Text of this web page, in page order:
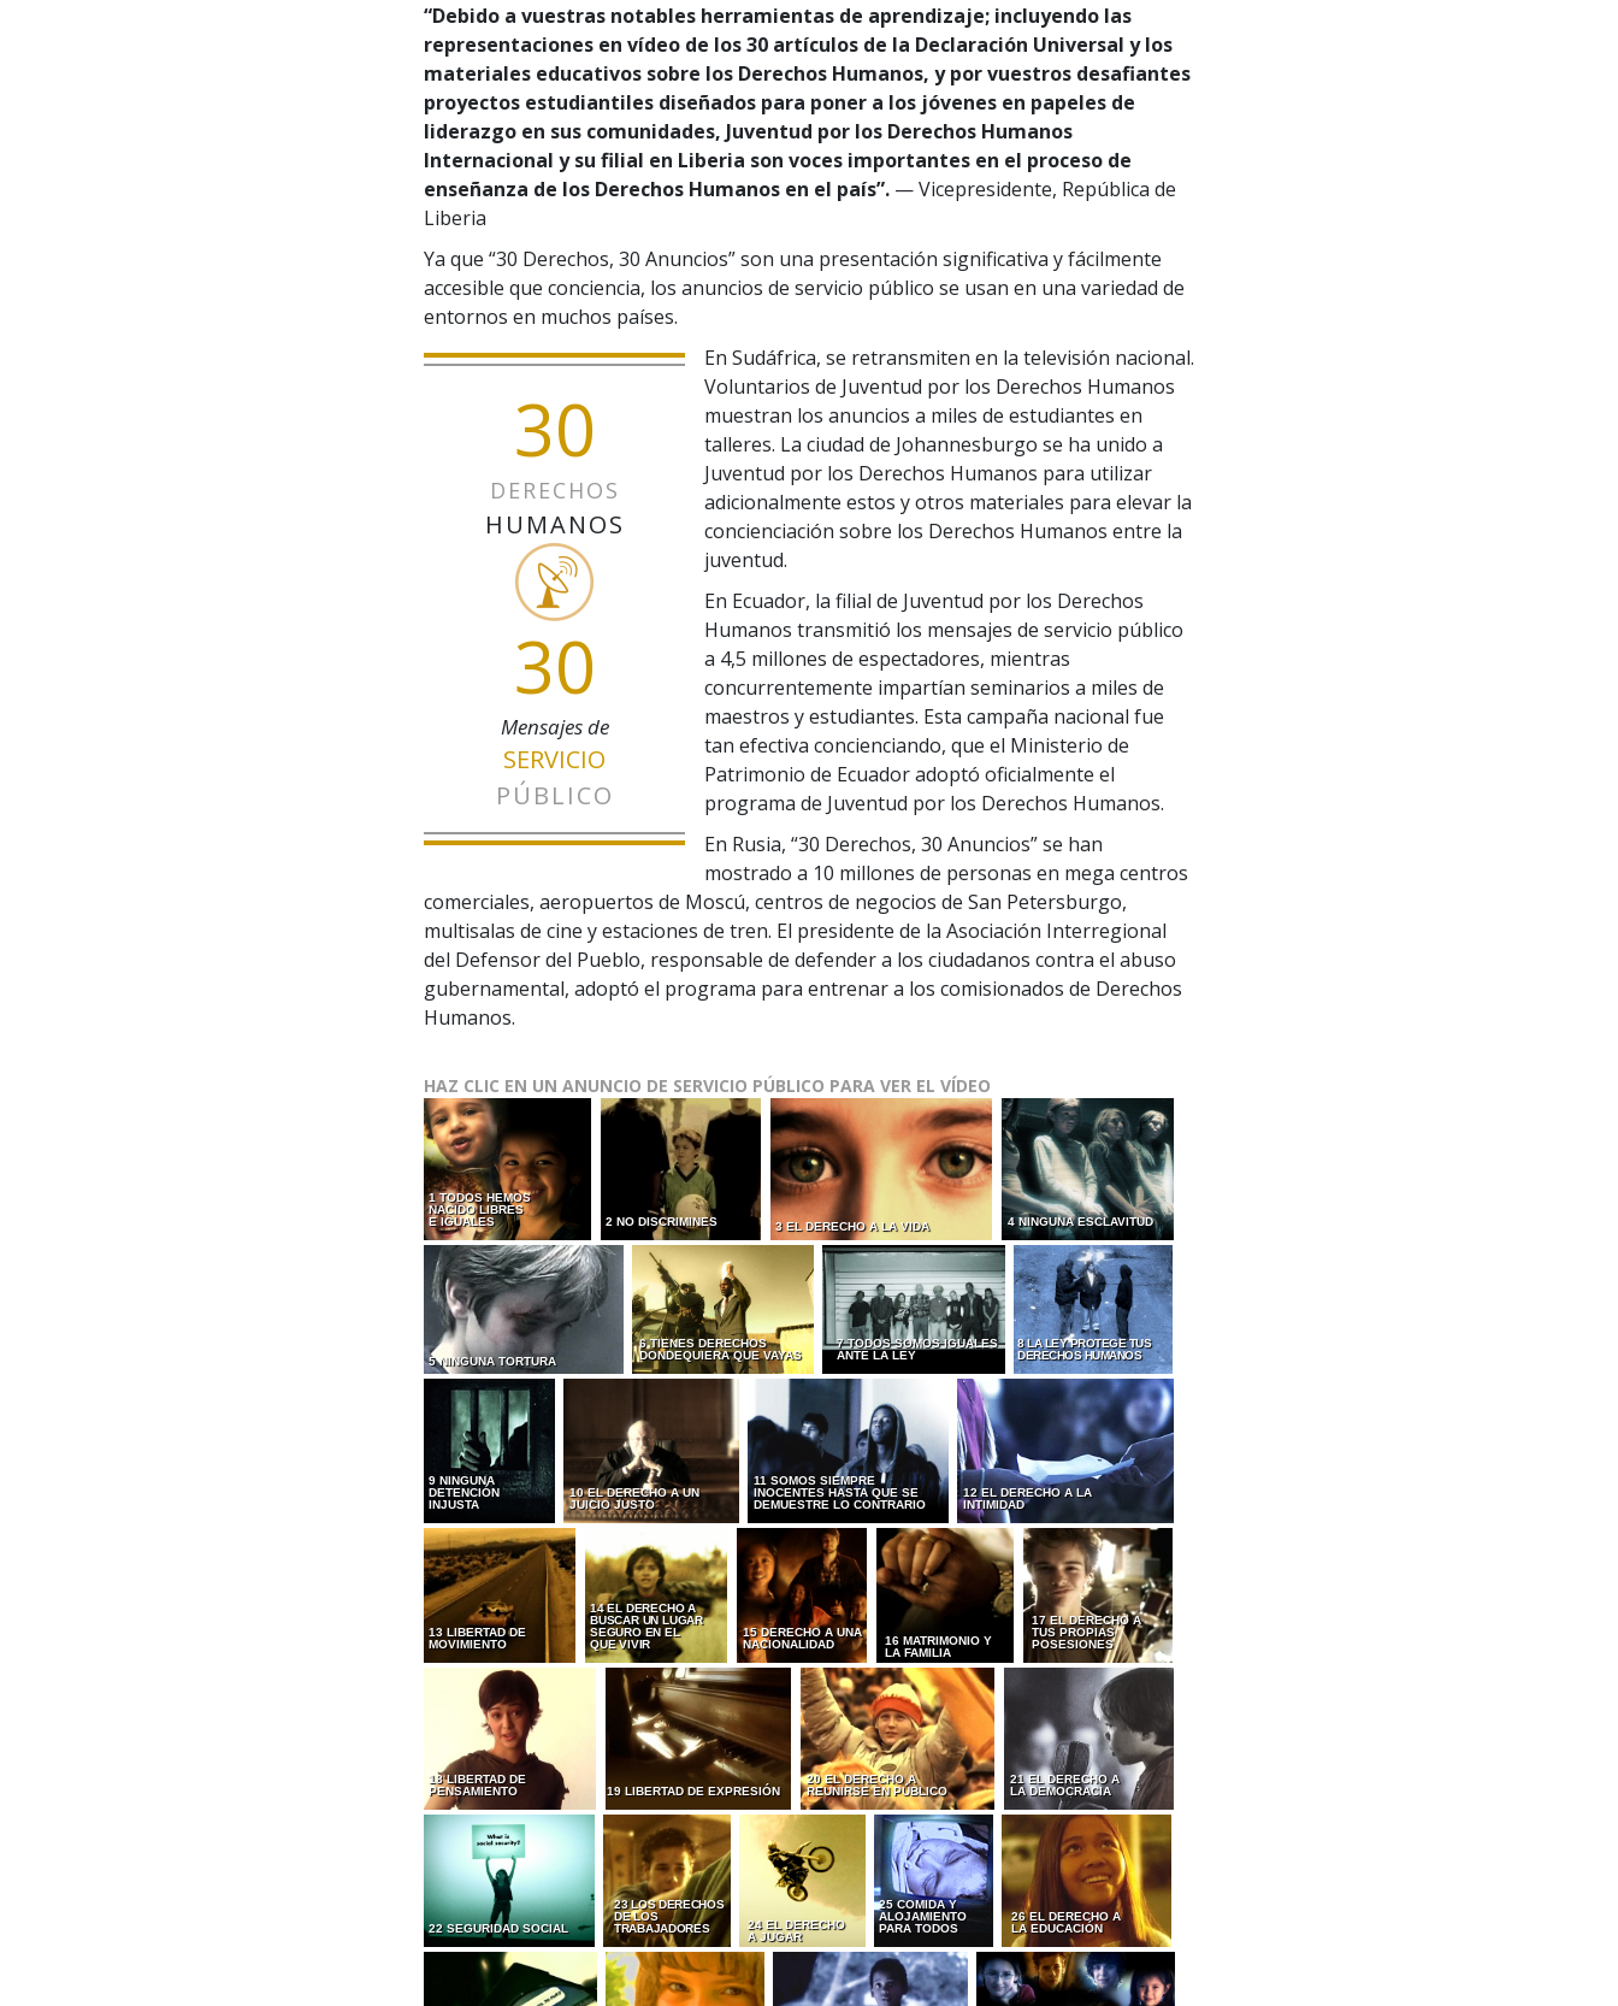
“Debido a vuestras notables herramientas de aprendizaje; incluyendo las
representaciones en vídeo de los 30 artículos de la Declaración Universal y los
materiales educativos sobre los Derechos Humanos, y por vuestros desafiantes
proyectos estudiantiles diseñados para poner a los jóvenes en papeles de
liderazgo en sus comunidades, Juventud por los Derechos Humanos
Internacional y su filial en Liberia son voces importantes en el proceso de
enseñanza de los Derechos Humanos en el país”. — Vicepresidente, República de
Liberia
Ya que “30 Derechos, 30 Anuncios” son una presentación significativa y fácilmente
accesible que conciencia, los anuncios de servicio público se usan en una variedad de
entornos en muchos países.
30
DERECHOS
HUMANOS
30
Mensajes de
SERVICIO
PÚBLICO
En Sudáfrica, se retransmiten en la televisión nacional.
Voluntarios de Juventud por los Derechos Humanos
muestran los anuncios a miles de estudiantes en
talleres. La ciudad de Johannesburgo se ha unido a
Juventud por los Derechos Humanos para utilizar
adicionalmente estos y otros materiales para elevar la
concienciación sobre los Derechos Humanos entre la
juventud.
En Ecuador, la filial de Juventud por los Derechos
Humanos transmitió los mensajes de servicio público
a 4,5 millones de espectadores, mientras
concurrentemente impartían seminarios a miles de
maestros y estudiantes. Esta campaña nacional fue
tan efectiva concienciando, que el Ministerio de
Patrimonio de Ecuador adoptó oficialmente el
programa de Juventud por los Derechos Humanos.
En Rusia, “30 Derechos, 30 Anuncios” se han
mostrado a 10 millones de personas en mega centros
comerciales, aeropuertos de Moscú, centros de negocios de San Petersburgo,
multisalas de cine y estaciones de tren. El presidente de la Asociación Interregional
del Defensor del Pueblo, responsable de defender a los ciudadanos contra el abuso
gubernamental, adoptó el programa para entrenar a los comisionados de Derechos
Humanos.
HAZ CLIC EN UN ANUNCIO DE SERVICIO PÚBLICO PARA VER EL VÍDEO
1 TODOS HEMOS
NACIDO LIBRES
E IGUALES
2 NO DISCRIMINES 3 EL DERECHO A LA VIDA 4 NINGUNA ESCLAVITUD
5 NINGUNA TORTURA
6 TIENES DERECHOS
DONDEQUIERA QUE VAYAS
7 TODOS SOMOS IGUALES
ANTE LA LEY
8 LA LEY PROTEGE TUS
DERECHOS HUMANOS
9 NINGUNA
DETENCIÓN
INJUSTA
10 EL DERECHO A UN
JUICIO JUSTO
11 SOMOS SIEMPRE
INOCENTES HASTA QUE SE
DEMUESTRE LO CONTRARIO
12 EL DERECHO A LA
INTIMIDAD
13 LIBERTAD DE
MOVIMIENTO
14 EL DERECHO A
BUSCAR UN LUGAR
SEGURO EN EL
QUE VIVIR
15 DERECHO A UNA
NACIONALIDAD
16 MATRIMONIO Y
LA FAMILIA
17 EL DERECHO A
TUS PROPIAS
POSESIONES
18 LIBERTAD DE
PENSAMIENTO
19 LIBERTAD DE EXPRESIÓN
20 EL DERECHO A
REUNIRSE EN PÚBLICO
21 EL DERECHO A
LA DEMOCRACIA
22 SEGURIDAD SOCIAL
23 LOS DERECHOS
DE LOS
TRABAJADORES
24 EL DERECHO
A JUGAR
25 COMIDA Y
ALOJAMIENTO
PARA TODOS
26 EL DERECHO A
LA EDUCACIÓN